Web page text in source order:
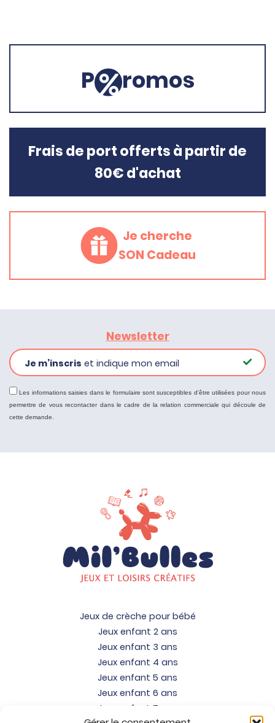
P romos
Frais de port offerts à partir de
80€ d'achat
Je cherche
SON Cadeau
Newsletter
Je m’inscris et indique mon email
Les informations saisies dans le formulaire sont susceptibles d'être utilisées pour nous
permettre de vous recontacter dans le cadre de la relation commerciale qui découle de
cette demande.
Jeux de crèche pour bébé
Jeux enfant 2 ans
Jeux enfant 3 ans
Jeux enfant 4 ans
Jeux enfant 5 ans
Jeux enfant 6 ans
Jeux enfant 7 ans